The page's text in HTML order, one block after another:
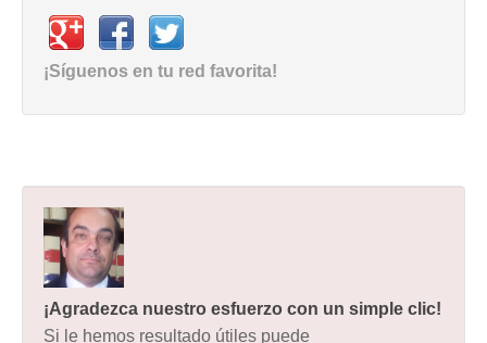
¡Síguenos en tu red favorita!
¡Agradezca nuestro esfuerzo con un simple clic!
Si le hemos resultado útiles puede